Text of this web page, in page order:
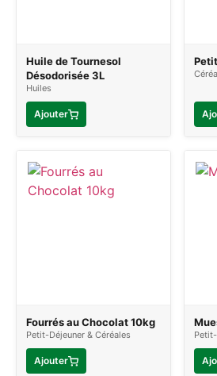
Huile de Tournesol
Désodorisée 3L
Huiles
Ajouter
Fourrés au Chocolat 10kg
Petit-Déjeuner & Céréales
Ajouter